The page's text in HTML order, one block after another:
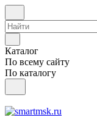
Каталог
По всему сайту
По каталогу